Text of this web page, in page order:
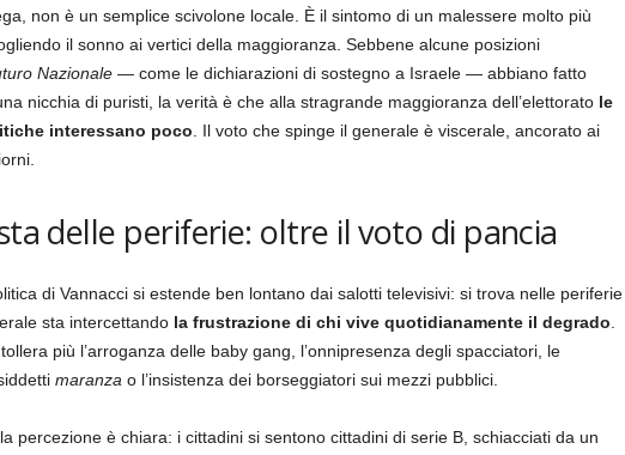
non è un semplice scivolone locale. È il sintomo di un malessere molto più
il sonno ai vertici della maggioranza. Sebbene alcune posizioni
Nazionale— come le dichiarazioni di sostegno a Israele — abbiano fatto
nicchia di puristi, la verità è che alla stragrande maggioranza dell’elettorato le
interessano poco . Il voto che spinge il generale è viscerale, ancorato ai
delle periferie: oltre il voto di pancia
di Vannacci si estende ben lontano dai salotti televisivi: si trova nelle periferie
sta intercettando la frustrazione di chi vive quotidianamente il degrado
più l’arroganza delle baby gang, l’onnipresenza degli spacciatori, le
maranza o l’insistenza dei borseggiatori sui mezzi pubblici.
percezione è chiara: i cittadini si sentono cittadini di serie B, schiacciati da un